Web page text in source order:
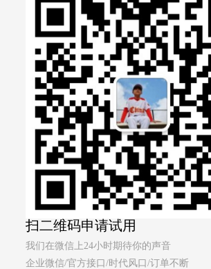
扫二维码申请试用
我们在微信上24小时期待你的声音
企业微信/官方接口/时代风口/订单不断